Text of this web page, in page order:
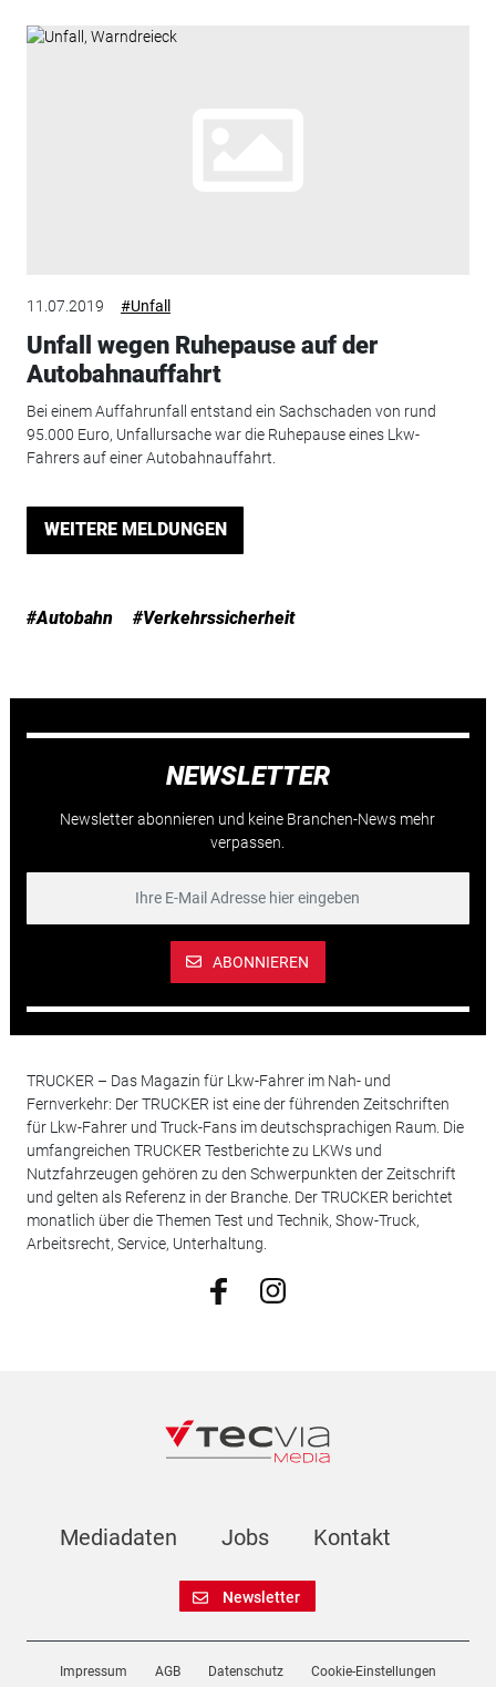
11.07.2019 #Unfall
Unfall wegen Ruhepause auf der
Autobahnauffahrt
Bei einem Auffahrunfall entstand ein Sachschaden von rund
95.000 Euro, Unfallursache war die Ruhepause eines Lkw-
Fahrers auf einer Autobahnauffahrt.
WEITERE MELDUNGEN
#Autobahn #Verkehrssicherheit
NEWSLETTER
Newsletter abonnieren und keine Branchen-News mehr
verpassen.
ABONNIEREN
TRUCKER – Das Magazin für Lkw-Fahrer im Nah- und
Fernverkehr: Der TRUCKER ist eine der führenden Zeitschriften
für Lkw-Fahrer und Truck-Fans im deutschsprachigen Raum. Die
umfangreichen TRUCKER Testberichte zu LKWs und
Nutzfahrzeugen gehören zu den Schwerpunkten der Zeitschrift
und gelten als Referenz in der Branche. Der TRUCKER berichtet
monatlich über die Themen Test und Technik, Show-Truck,
Arbeitsrecht, Service, Unterhaltung.
Mediadaten Jobs Kontakt
Newsletter
Impressum AGB Datenschutz Cookie-Einstellungen